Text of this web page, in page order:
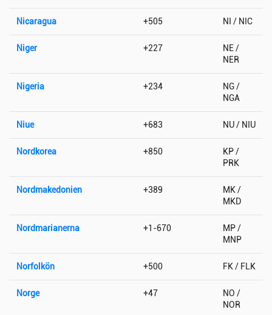
Nicaragua +505 NI / NIC
Niger +227
NE /
NER
Nigeria +234
NG /
NGA
Niue +683 NU / NIU
Nordkorea +850
KP /
PRK
Nordmakedonien +389
MK /
MKD
Nordmarianerna +1-670
MP /
MNP
Norfolkön +500 FK / FLK
Norge +47
NO /
NOR